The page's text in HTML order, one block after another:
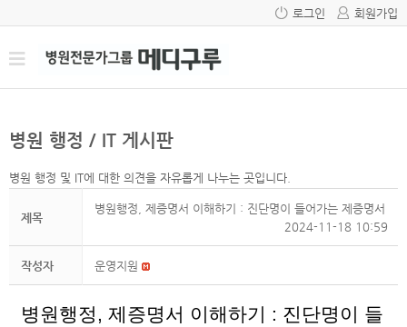
로그인 회원가입
병원 행정 / IT 게시판
병원 행정 및 IT에 대한 의견을 자유롭게 나누는 곳입니다.
제목
병원행정, 제증명서 이해하기 : 진단명이 들어가는 제증명서
2024-11-18 10:59
작성자 운영지원
병원행정, 제증명서 이해하기 : 진단명이 들